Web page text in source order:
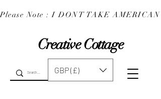
Creative Cottage
Please Note : I DONT TAKE
GBP (£)